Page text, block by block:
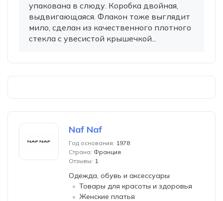
упакована в слюду. Коробка двойная,
выдвигающаяся. Флакон тоже выглядит
мило, сделан из качественного плотного
стекла с увесистой крышечкой...
Naf Naf
Год основания: 1978
Страна: Франция
Отзывы: 1
Одежда, обувь и аксессуары
Товары для красоты и здоровья
Женские платья